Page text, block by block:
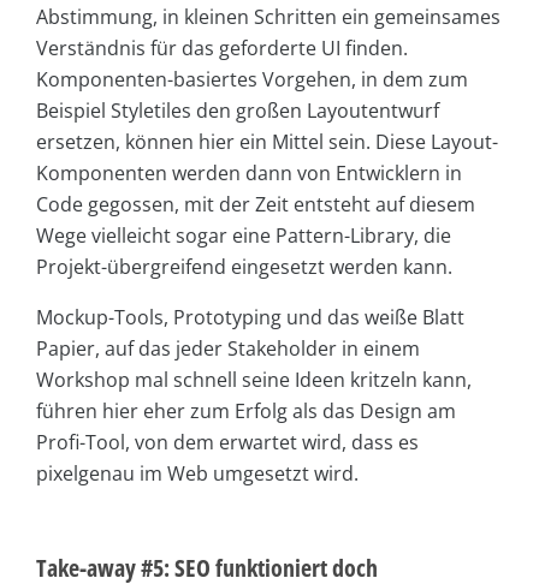
Abstimmung, in kleinen Schritten ein gemeinsames
Verständnis für das geforderte UI finden.
Komponenten-basiertes Vorgehen, in dem zum
Beispiel Styletiles den großen Layoutentwurf
ersetzen, können hier ein Mittel sein. Diese Layout-
Komponenten werden dann von Entwicklern in
Code gegossen, mit der Zeit entsteht auf diesem
Wege vielleicht sogar eine Pattern-Library, die
Projekt-übergreifend eingesetzt werden kann.
Mockup-Tools, Prototyping und das weiße Blatt
Papier, auf das jeder Stakeholder in einem
Workshop mal schnell seine Ideen kritzeln kann,
führen hier eher zum Erfolg als das Design am
Profi-Tool, von dem erwartet wird, dass es
pixelgenau im Web umgesetzt wird.
Take-away #5: SEO funktioniert doch